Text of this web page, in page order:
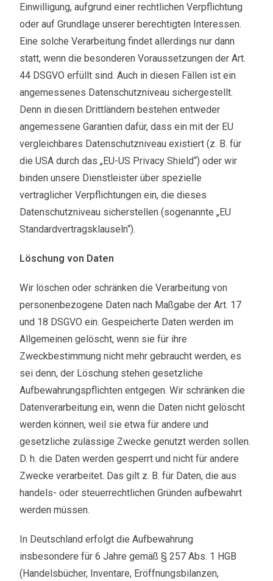
Einwilligung, aufgrund einer rechtlichen Verpflichtung
oder auf Grundlage unserer berechtigten Interessen.
Eine solche Verarbeitung findet allerdings nur dann
statt, wenn die besonderen Voraussetzungen der Art.
44 DSGVO erfüllt sind. Auch in diesen Fällen ist ein
angemessenes Datenschutzniveau sichergestellt.
Denn in diesen Drittländern bestehen entweder
angemessene Garantien dafür, dass ein mit der EU
vergleichbares Datenschutzniveau existiert (z. B. für
die USA durch das „EU-US Privacy Shield“) oder wir
binden unsere Dienstleister über spezielle
vertraglicher Verpflichtungen ein, die dieses
Datenschutzniveau sicherstellen (sogenannte „EU
Standardvertragsklauseln“).
Löschung von Daten
Wir löschen oder schränken die Verarbeitung von
personenbezogene Daten nach Maßgabe der Art. 17
und 18 DSGVO ein. Gespeicherte Daten werden im
Allgemeinen gelöscht, wenn sie für ihre
Zweckbestimmung nicht mehr gebraucht werden, es
sei denn, der Löschung stehen gesetzliche
Aufbewahrungspflichten entgegen. Wir schränken die
Datenverarbeitung ein, wenn die Daten nicht gelöscht
werden können, weil sie etwa für andere und
gesetzliche zulässige Zwecke genutzt werden sollen.
D. h. die Daten werden gesperrt und nicht für andere
Zwecke verarbeitet. Das gilt z. B. für Daten, die aus
handels- oder steuerrechtlichen Gründen aufbewahrt
werden müssen.
In Deutschland erfolgt die Aufbewahrung
insbesondere für 6 Jahre gemäß § 257 Abs. 1 HGB
(Handelsbücher, Inventare, Eröffnungsbilanzen,